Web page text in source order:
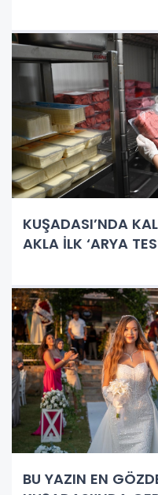
KUŞADASI’NDA
AKLA İLK ‘ARYA
BU YAZIN EN